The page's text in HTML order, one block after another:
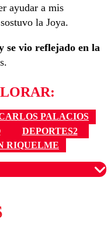
ayudar a mis
la Joya.
se vio reflejado en la
PALACIOS
DEPORTES2
RIQUELME
para garantizar un